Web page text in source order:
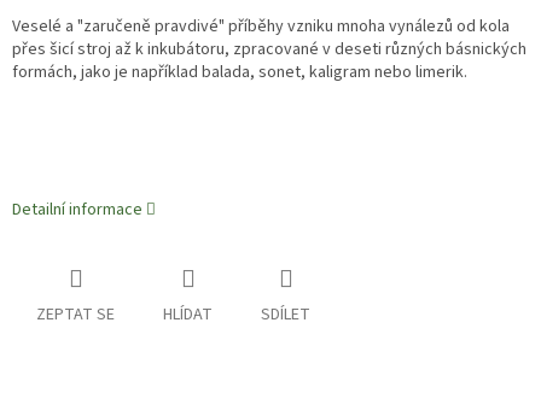
Veselé a "zaručeně pravdivé" příběhy vzniku mnoha vynálezů od kola
přes šicí stroj až k inkubátoru, zpracované v deseti různých básnických
formách, jako je například balada, sonet, kaligram nebo limerik.
Detailní informace
ZEPTAT SE HLÍDAT SDÍLET